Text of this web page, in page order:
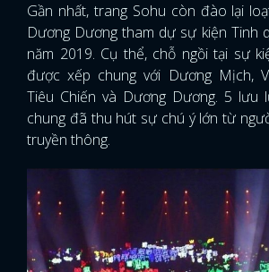
Gần nhất, trang Sohu còn đào lại
Dương Dương tham dự sự kiện Tinh
năm 2019. Cụ thể, chỗ ngồi tại sự
được xếp chung với Dương Mịch,
Tiêu Chiến và Dương Dương. 5 lưu
chung đã thu hút sự chú ý lớn từ
truyền thông.